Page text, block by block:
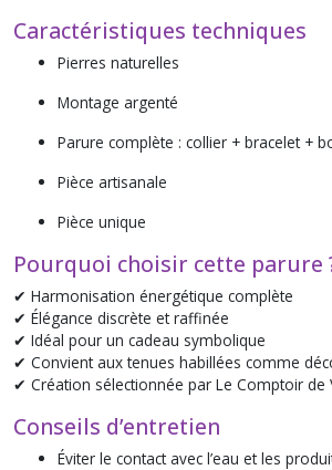
Caractéristiques techniques
Pierres naturelles
Montage argenté
Parure complète : collier + bracelet +
Pièce artisanale
Pièce unique
Pourquoi choisir cette parure
✔ Harmonisation énergétique complète
✔ Élégance discrète et raffinée
✔ Idéal pour un cadeau symbolique
✔ Convient aux tenues habillées comme
✔ Création sélectionnée par Le Comptoir de
Conseils d’entretien
Éviter le contact avec l’eau et les